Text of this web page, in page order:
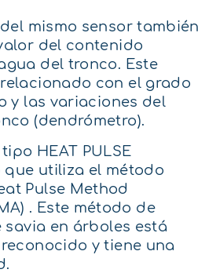
mismo sensor también
del contenido
del tronco. Este
con el grado
y las variaciones del
(dendrómetro).
HEAT PULSE
que utiliza el método
Pulse Method
. Este método de
savia en árboles está
y tiene una